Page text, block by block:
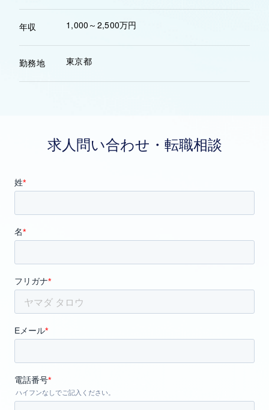
年収 1,000～2,500万円
勤務地 東京都
求人問い合わせ・転職相談